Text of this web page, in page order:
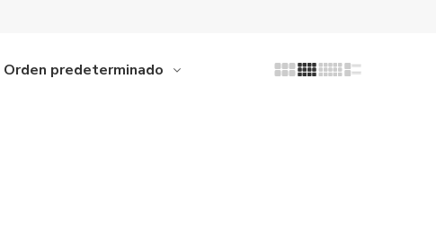
Orden predeterminado